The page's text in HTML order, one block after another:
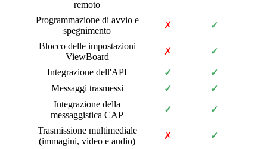
remoto
Programmazione di avvio e
spegnimento
✗ ✓
Blocco delle impostazioni
ViewBoard
✗ ✓
Integrazione dell'API ✓
✓
Messaggi trasmessi
✓
✓
Integrazione della
messaggistica CAP
✓ ✓
Trasmissione multimediale
(immagini, video e audio)
✗ ✓